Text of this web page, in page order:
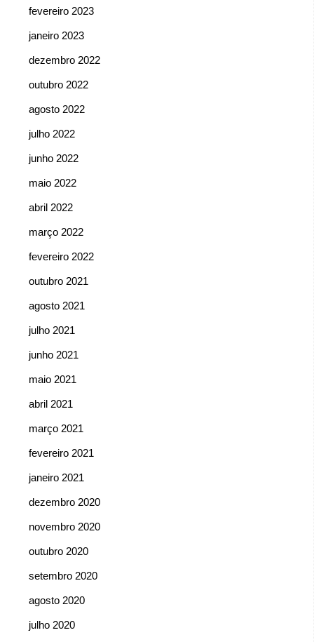
fevereiro 2023
janeiro 2023
dezembro 2022
outubro 2022
agosto 2022
julho 2022
junho 2022
maio 2022
abril 2022
março 2022
fevereiro 2022
outubro 2021
agosto 2021
julho 2021
junho 2021
maio 2021
abril 2021
março 2021
fevereiro 2021
janeiro 2021
dezembro 2020
novembro 2020
outubro 2020
setembro 2020
agosto 2020
julho 2020